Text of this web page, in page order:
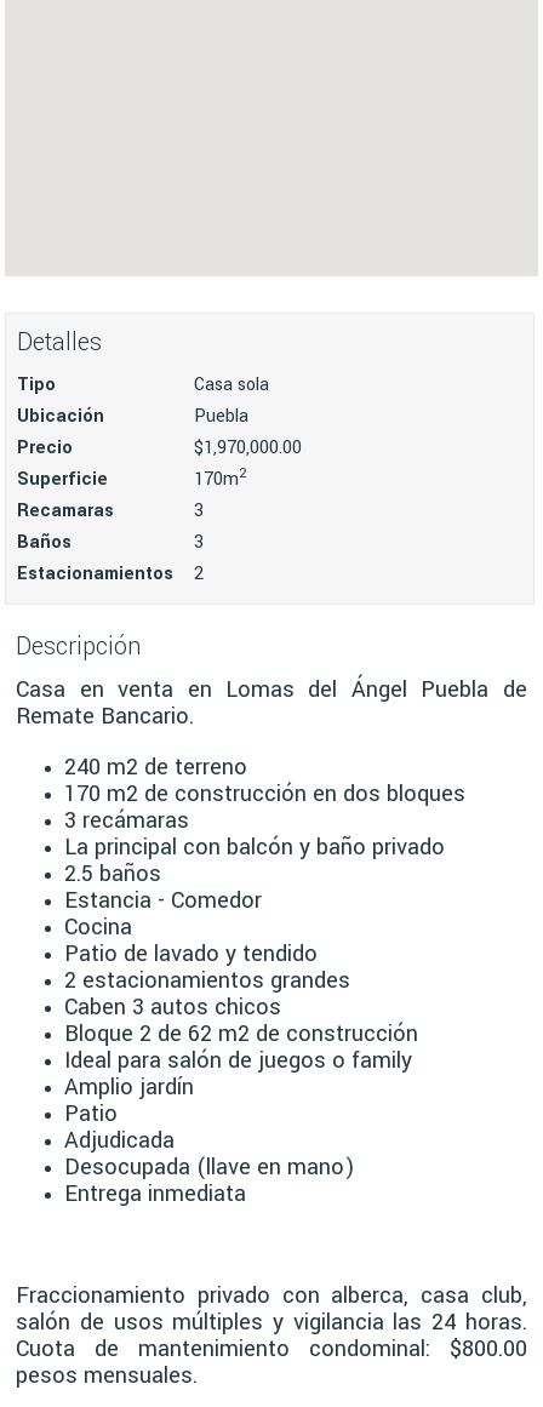
Detalles
Tipo
Casa sola
Ubicación
Puebla
Precio
$1,970,000.00
Superficie
170m2
Recamaras
3
Baños
3
Estacionamientos
2
Descripción
Casa en venta en Lomas del Ángel Puebla de
Remate Bancario.
240 m2 de terreno
170 m2 de construcción en dos bloques
3 recámaras
La principal con balcón y baño privado
2.5 baños
Estancia - Comedor
Cocina
Patio de lavado y tendido
2 estacionamientos grandes
Caben 3 autos chicos
Bloque 2 de 62 m2 de construcción
Ideal para salón de juegos o family
Amplio jardín
Patio
Adjudicada
Desocupada (llave en mano)
Entrega inmediata
Fraccionamiento privado con alberca, casa club,
salón de usos múltiples y vigilancia las 24 horas.
Cuota de mantenimiento condominal: $800.00
pesos mensuales.